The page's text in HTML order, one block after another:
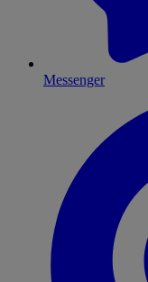
Messenger